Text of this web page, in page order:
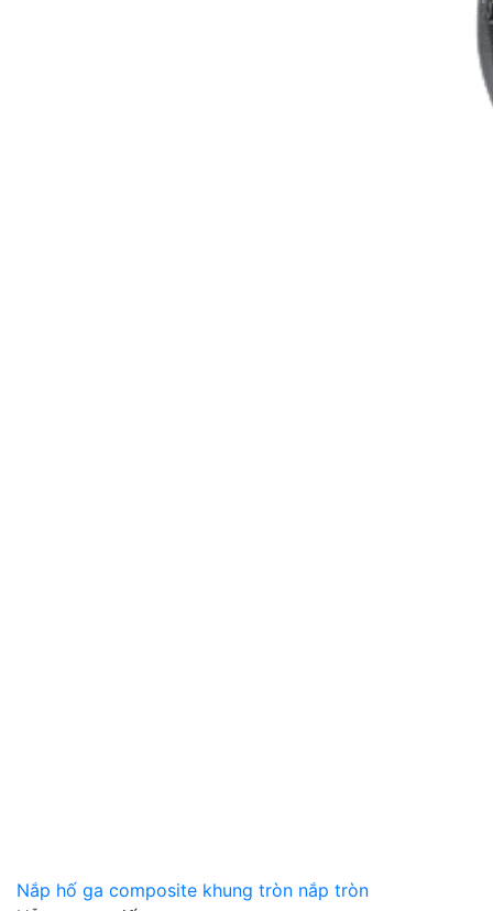
Nắp hố ga composite khung tròn nắp tròn